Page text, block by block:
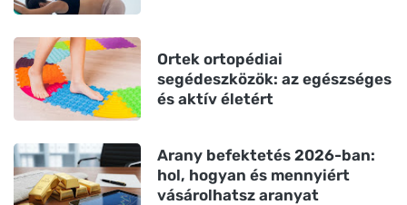
Ortek ortopédiai
segédeszközök: az egészséges
és aktív életért
Arany befektetés 2026-ban:
hol, hogyan és mennyiért
vásárolhatsz aranyat